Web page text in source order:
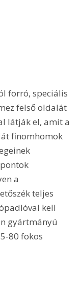
forró, speciális
felső oldalát
látják el, amit a
finomhomok
a
teljes
kell
gyártmányú
80 fokos